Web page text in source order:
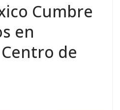
Cumbre
en
de